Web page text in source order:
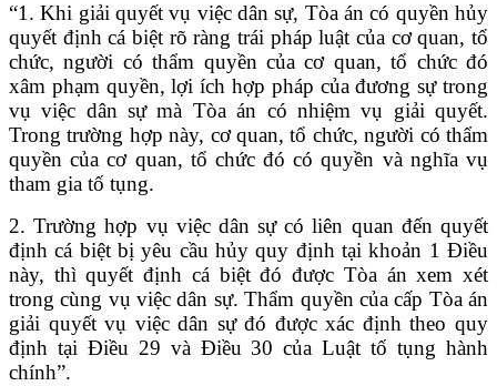
“1. Khi giải quyết vụ việc dân sự, Tòa án có quyền hủy
quyết định cá biệt rõ ràng trái pháp luật của cơ quan, tổ
chức, người có thẩm quyền của cơ quan, tổ chức đó
xâm phạm quyền, lợi ích hợp pháp của đương sự trong
vụ việc dân sự mà Tòa án có nhiệm vụ giải quyết.
Trong trường hợp này, cơ quan, tổ chức, người có thẩm
quyền của cơ quan, tổ chức đó có quyền và nghĩa vụ
tham gia tố tụng.
2. Trường hợp vụ việc dân sự có liên quan đến quyết
định cá biệt bị yêu cầu hủy quy định tại khoản 1 Điều
này, thì quyết định cá biệt đó được Tòa án xem xét
trong cùng vụ việc dân sự. Thẩm quyền của cấp Tòa án
giải quyết vụ việc dân sự đó được xác định theo quy
định tại Điều 29 và Điều 30 của Luật tố tụng hành
chính”.